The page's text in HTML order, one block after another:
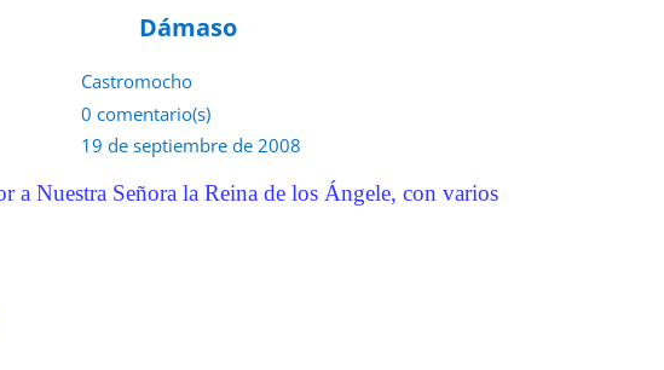
Dámaso
Castromocho
0 comentario(s)
19 de septiembre de 2008
a Nuestra Señora la Reina de los Ángele, con varios